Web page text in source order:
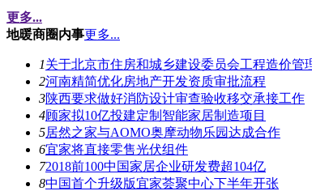
更多...
地暖商圈内事更多...
1关于北京市住房和城乡建设委员会工程造价管
2河南精简优化房地产开发资质审批流程
3陕西要求做好消防设计审查验收移交承接工作
4顾家拟10亿投建定制智能家居制造项目
5居然之家与AOMO奥摩动物乐园达成合作
6宜家将直接零售光伏组件
72018前100中国家居企业研发费超104亿
8中国首个升级版宜家荟聚中心下半年开张